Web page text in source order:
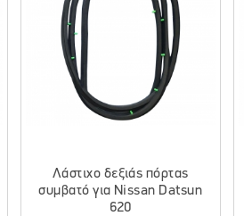
Λάστιχο δεξιάς πόρτας
συμβατό για Nissan Datsun
620